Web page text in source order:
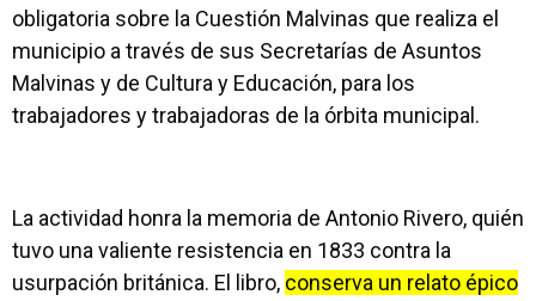
obligatoria sobre la Cuestión Malvinas que realiza el
municipio a través de sus Secretarías de Asuntos
Malvinas y de Cultura y Educación, para los
trabajadores y trabajadoras de la órbita municipal.
La actividad honra la memoria de Antonio Rivero, quién
tuvo una valiente resistencia en 1833 contra la
usurpación británica. El libro, conserva un relato épico